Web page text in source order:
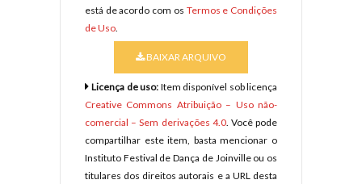
está de acordo com os Termos e Condições
de Uso.
BAIXAR ARQUIVO
Licença de uso: Item disponível sob licença
Creative Commons Atribuição – Uso não-
comercial – Sem derivações 4.0. Você pode
compartilhar este item, basta mencionar o
Instituto Festival de Dança de Joinville ou os
titulares dos direitos autorais e a URL desta